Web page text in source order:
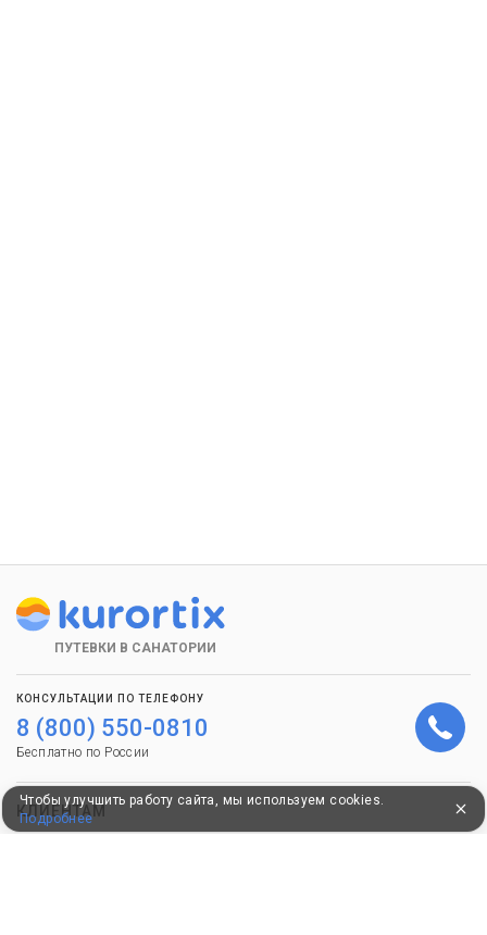
ПУТЕВКИ В САНАТОРИИ
КОНСУЛЬТАЦИИ ПО ТЕЛЕФОНУ
8 (800) 550-0810
Бесплатно по России
КЛИЕНТАМ
Чтобы улучшить работу сайта, мы используем cookies.
Подробнее